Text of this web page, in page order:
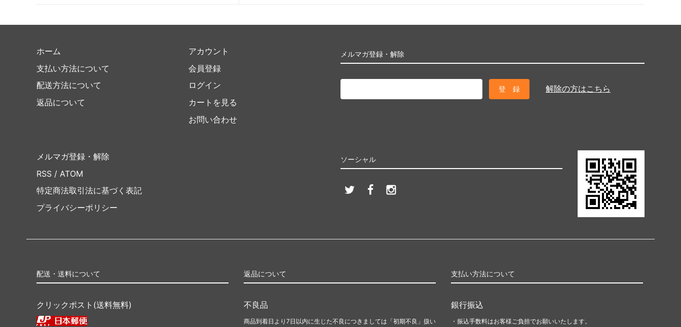
メルマガ登録・解除
解除の方はこちら
ホーム
支払い方法について
配送方法について
返品について
アカウント
会員登録
ログイン
カートを見る
お問い合わせ
ソーシャル
メルマガ登録・解除
RSS / ATOM
特定商法取引法に基づく表記
プライバシーポリシー
配送・送料について
クリックポスト(送料無料)
返品について
不良品
商品到着日より7日以内に生じた不良につきましては「初期不良」扱い
支払い方法について
銀行振込
・振込手数料はお客様ご負担でお願いいたします。